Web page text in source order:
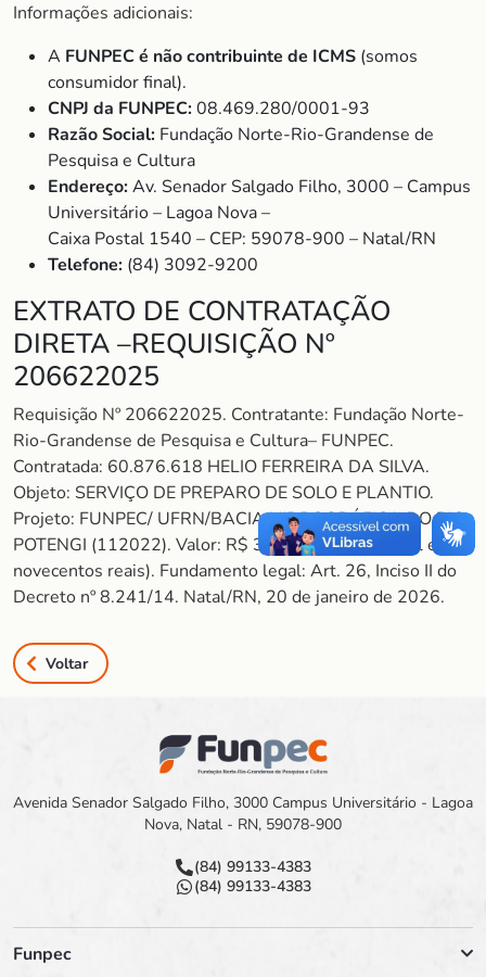
Informações adicionais:
A FUNPEC é não contribuinte de ICMS (somos
consumidor final).
CNPJ da FUNPEC:08.469.280/0001-93
Razão Social: Fundação Norte-Rio-Grandense de
Pesquisa e Cultura
Endereço:Av. Senador Salgado Filho, 3000 – Campus
Universitário – Lagoa Nova –
Caixa Postal 1540 – CEP: 59078-900 – Natal/RN
Telefone: (84) 3092-9200
EXTRATO DE CONTRATAÇÃO
DIRETA –REQUISIÇÃO Nº
206622025
Requisição Nº 206622025. Contratante: Fundação Norte-
Rio-Grandense de Pesquisa e Cultura– FUNPEC.
Contratada: 60.876.618 HELIO FERREIRA DA SILVA.
Objeto: SERVIÇO DE PREPARO DE SOLO E PLANTIO.
Projeto: FUNPEC/ UFRN/BACIA HIDROGRÁFICA DO RIO
POTENGI (112022). Valor: R$ 30.900,00 (Trinta mil e
novecentos reais). Fundamento legal: Art. 26, Inciso II do
Decreto nº 8.241/14. Natal/RN, 20 de janeiro de 2026.
Voltar
Avenida Senador Salgado Filho, 3000 Campus Universitário - Lagoa
Nova, Natal - RN, 59078-900
(84) 99133-4383
(84) 99133-4383
Funpec